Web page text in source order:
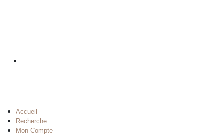
Accueil
Recherche
Mon Compte